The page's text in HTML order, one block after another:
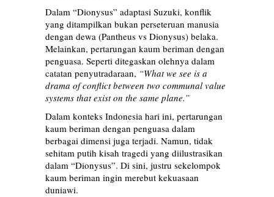
Dalam “Dionysus” adaptasi Suzuki, konflik
yang ditampilkan bukan perseteruan manusia
dengan dewa (Pantheus vs Dionysus) belaka.
Melainkan, pertarungan kaum beriman dengan
penguasa. Seperti ditegaskan olehnya dalam
catatan penyutradaraan, “What we see is a
drama of conflict between two communal value
systems that exist on the same plane.”
Dalam konteks Indonesia hari ini, pertarungan
kaum beriman dengan penguasa dalam
berbagai dimensi juga terjadi. Namun, tidak
sehitam putih kisah tragedi yang diilustrasikan
dalam “Dionysus”. Di sini, justru sekelompok
kaum beriman ingin merebut kekuasaan
duniawi.